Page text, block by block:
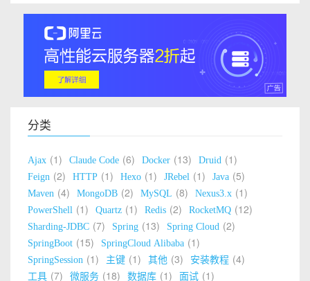
分类
Ajax 1 Claude Code 6 Docker 13 Druid 1
Feign 2 HTTP 1 Hexo 1 JRebel 1 Java 5
Maven 4 MongoDB 2 MySQL 8 Nexus3.x 1
PowerShell 1 Quartz 1 Redis 2 RocketMQ 12
Sharding-JDBC 7 Spring 13 Spring Cloud 2
SpringBoot 15 SpringCloud Alibaba 1
SpringSession 1 主键 1 其他 3 安装教程 4
工具 7 微服务 18 数据库 1 面试 1